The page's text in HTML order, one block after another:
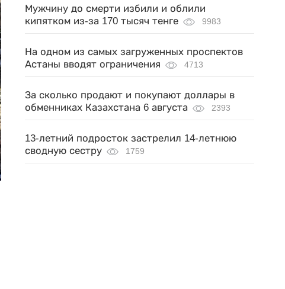
Мужчину до смерти избили и облили
кипятком из-за 170 тысяч тенге
9983
На одном из самых загруженных проспектов
Астаны вводят ограничения
4713
За сколько продают и покупают доллары в
обменниках Казахстана 6 августа
2393
13-летний подросток застрелил 14-летнюю
сводную сестру
1759